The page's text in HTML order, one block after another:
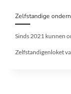
Zelfstandige
Sinds 2021 kunnen
Zelfstandigenloket